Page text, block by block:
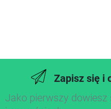
Zapisz się i
Jako pierwszy